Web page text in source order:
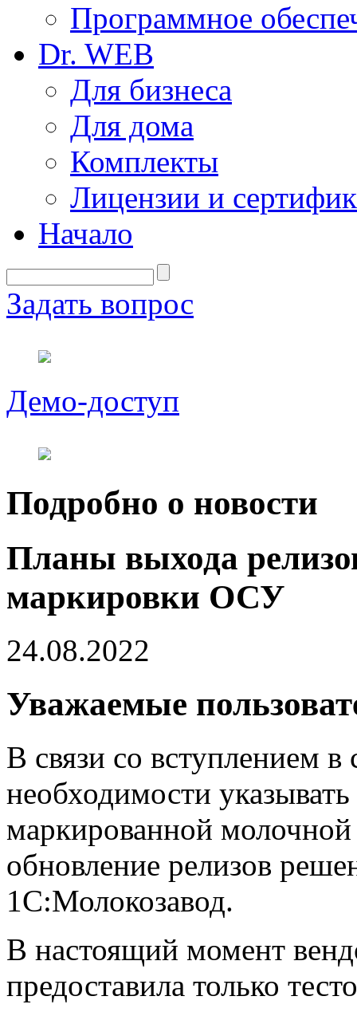
Программное
Dr. WEB
Для бизнеса
Для дома
Комплекты
Лицензии и
Начало
Задать вопрос
Демо-доступ
Подробно о новости
Планы выхода
маркировки ОСУ
24.08.2022
Уважаемые
В связи со вступлением
необходимости
маркированной
обновление релизов
1С:Молокозавод.
В настоящий момент
предоставила только